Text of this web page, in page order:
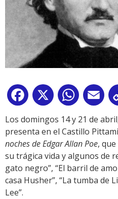
Facebook
X
Los domingos 14 y 21 de
presenta en el Castillo
noches de Edgar Allan Poe,
su trágica vida y algunos de
gato negro”, “El barril de
casa Husher”, “La tumba de
Lee”.